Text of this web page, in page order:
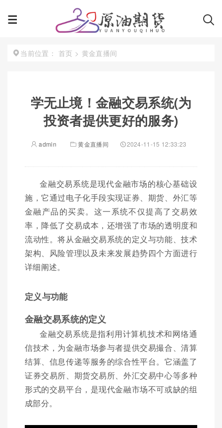
当前位置： 首页 > 黄金直播间
学无止境！金融交易系统(为
投资者提供更好的服务)
admin 黄金直播间 2024-11-15 12:33:23
金融交易系统是现代金融市场的核心基础设
施，它通过电子化手段实现证券、期货、外汇等
金融产品的买卖。这一系统不仅提高了交易效
率，降低了交易成本，还增强了市场的透明度和
流动性。将从金融交易系统的定义与功能、技术
架构、风险管理以及未来发展趋势四个方面进行
详细阐述。
定义与功能
金融交易系统的定义
金融交易系统是指利用计算机技术和网络通
信技术，为金融市场参与者提供交易撮合、清算
结算、信息传递等服务的综合性平台。它涵盖了
证券交易所、期货交易所、外汇交易中心等多种
形式的交易平台，是现代金融市场不可或缺的组
成部分。